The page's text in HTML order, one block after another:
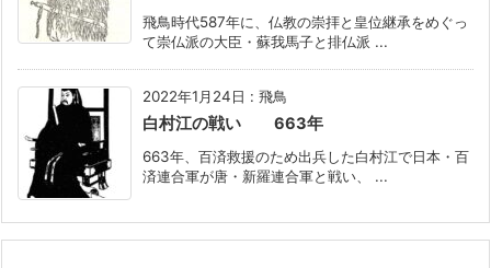
飛鳥時代587年に、仏教の崇拝と皇位継承をめぐっ
て崇仏派の大臣・蘇我馬子と排仏派 ...
2022年1月24日 : 飛鳥
白村江の戦い 663年
663年、百済救援のため出兵した白村江で日本・百
済連合軍が唐・新羅連合軍と戦い、 ...